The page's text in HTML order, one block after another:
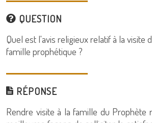
QUESTION
Quel est l'avis religieux relatif à la visite
famille prophétique ?
RÉPONSE
Rendre visite à la famille du Prophète